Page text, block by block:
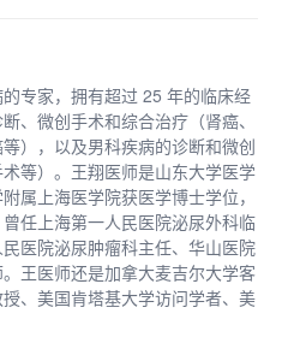
专家，拥有超过 25 年的临床经
、微创手术和综合治疗（肾癌、
），以及男科疾病的诊断和微创
等）。王翔医师是山东大学医学
属上海医学院获医学博士学位，
任上海第一人民医院泌尿外科临
医院泌尿肿瘤科主任、华山医院
王医师还是加拿大麦吉尔大学客
、美国肯塔基大学访问学者、美